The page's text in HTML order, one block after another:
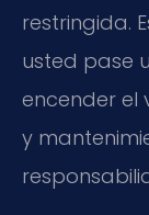
restringida.
usted pase
encender el
y